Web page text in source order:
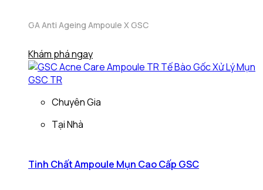
GA Anti Ageing Ampoule X GSC
Khám phá ngay
Chuyên Gia
Tại Nhà
Tinh Chất Ampoule Mụn Cao Cấp GSC